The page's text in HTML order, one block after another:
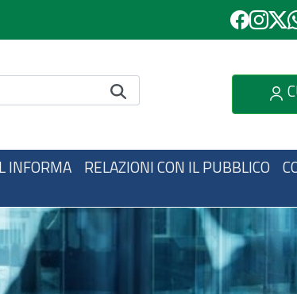
INFORMA RELAZIONI CON IL PUBBLICO